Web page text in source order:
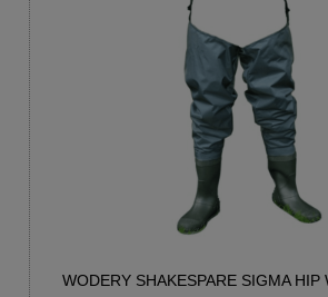
WODERY SHAKESPARE SIGMA HIP